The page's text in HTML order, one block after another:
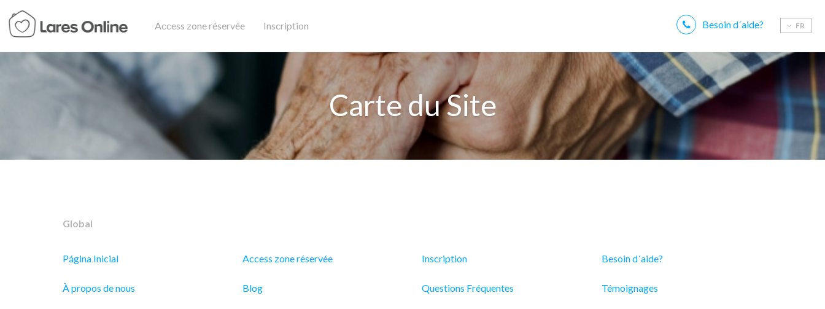
Access zone réservée Inscription FR
Besoin d´aide?
Carte du Site
Global
Página Inicial Access zone réservée Inscription Besoin d´aide?
À propos de nous Blog Questions Fréquentes Témoignages